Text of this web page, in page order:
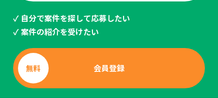
✓ 自分で案件を探して応募したい
✓ 案件の紹介を受けたい
無料 会員登録